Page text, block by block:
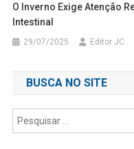
O Inverno Exige Atenção
Intestinal
29/07/2025 Editor JC
BUSCA NO SITE